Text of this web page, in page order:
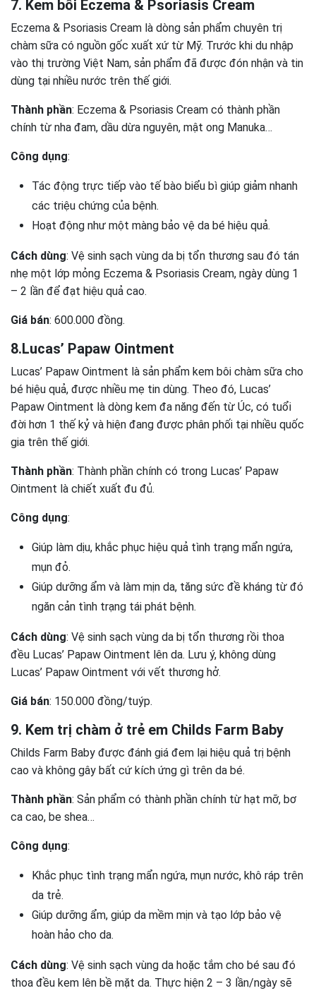
7. Kem bôi Eczema & Psoriasis Cream
Eczema & Psoriasis Cream là dòng sản phẩm chuyên trị
chàm sữa có nguồn gốc xuất xứ từ Mỹ. Trước khi du nhập
vào thị trường Việt Nam, sản phẩm đã được đón nhận và tin
dùng tại nhiều nước trên thế giới.
Thành phần: Eczema & Psoriasis Cream có thành phần
chính từ nha đam, dầu dừa nguyên, mật ong Manuka…
Công dụng:
Tác động trực tiếp vào tế bào biểu bì giúp giảm nhanh
các triệu chứng của bệnh.
Hoạt động như một màng bảo vệ da bé hiệu quả.
Cách dùng: Vệ sinh sạch vùng da bị tổn thương sau đó tán
nhẹ một lớp mỏng Eczema & Psoriasis Cream, ngày dùng 1
– 2 lần để đạt hiệu quả cao.
Giá bán: 600.000 đồng.
8.Lucas’ Papaw Ointment
Lucas’ Papaw Ointment là sản phẩm kem bôi chàm sữa cho
bé hiệu quả, được nhiều mẹ tin dùng. Theo đó, Lucas’
Papaw Ointment là dòng kem đa năng đến từ Úc, có tuổi
đời hơn 1 thế kỷ và hiện đang được phân phối tại nhiều quốc
gia trên thế giới.
Thành phần: Thành phần chính có trong Lucas’ Papaw
Ointment là chiết xuất đu đủ.
Công dụng:
Giúp làm dịu, khắc phục hiệu quả tình trạng mẩn ngứa,
mụn đỏ.
Giúp dưỡng ẩm và làm mịn da, tăng sức đề kháng từ đó
ngăn cản tình trạng tái phát bệnh.
Cách dùng: Vệ sinh sạch vùng da bị tổn thương rồi thoa
đều Lucas’ Papaw Ointment lên da. Lưu ý, không dùng
Lucas’ Papaw Ointment với vết thương hở.
Giá bán: 150.000 đồng/tuýp.
9. Kem trị chàm ở trẻ em Childs Farm Baby
Childs Farm Baby được đánh giá đem lại hiệu quả trị bệnh
cao và không gây bất cứ kích ứng gì trên da bé.
Thành phần: Sản phẩm có thành phần chính từ hạt mỡ, bơ
ca cao, be shea…
Công dụng:
Khắc phục tình trạng mẩn ngứa, mụn nước, khô ráp trên
da trẻ.
Giúp dưỡng ẩm, giúp da mềm mịn và tạo lớp bảo vệ
hoàn hảo cho da.
Cách dùng: Vệ sinh sạch vùng da hoặc tắm cho bé sau đó
thoa đều kem lên bề mặt da. Thực hiện 2 – 3 lần/ngày sẽ